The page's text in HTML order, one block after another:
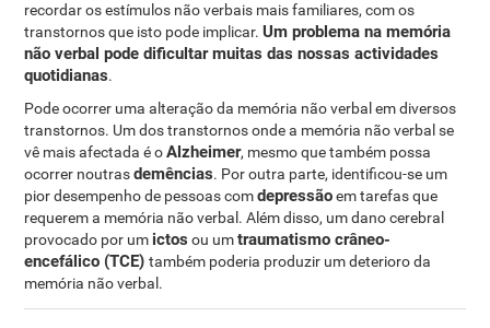
recordar os estímulos não verbais mais familiares, com os
transtornos que isto pode implicar.Um problema na memória
não verbal pode dificultar muitas das nossas actividades
quotidianas.
Pode ocorrer uma alteração da memória não verbal em diversos
transtornos. Um dos transtornos onde a memória não verbal se
vê mais afectada é oAlzheimer, mesmo que também possa
ocorrer noutrasdemências. Por outra parte, identificou-se um
pior desempenho de pessoas comdepressãoem tarefas que
requerem a memória não verbal. Além disso, um dano cerebral
provocado por um ictos ou umtraumatismo crâneo-
encefálico (TCE)também poderia produzir um deterioro da
memória não verbal.